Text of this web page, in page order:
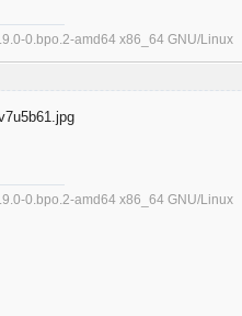
0.bpo.2-amd64 x86_64 GNU/Linux
0.bpo.2-amd64 x86_64 GNU/Linux